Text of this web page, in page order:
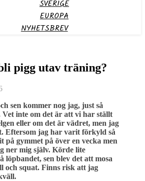
SVERIGE
EUROPA
NYHETSBREV
pigg utav träning?
sen kommer nog jag, just så
inte om det är att vi har ställt
eller om det är vädret, men jag
Eftersom jag har varit förkyld så
på gymmet på över en vecka men
ner mig själv. Körde lite
löpbandet, sen blev det att mosa
och squat. Finns risk att jag